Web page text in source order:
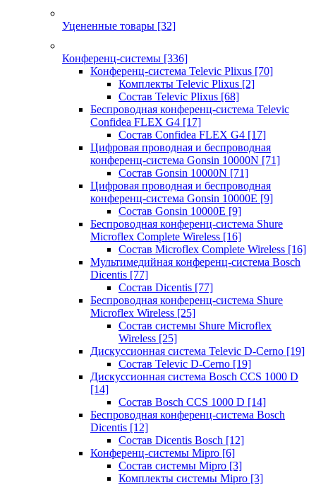
Уцененные товары [32]
Конференц-системы [336]
Конференц-система Televic Plixus [70]
Комплекты Televic Plixus [2]
Состав Televic Plixus [68]
Беспроводная конференц-система Televic
Confidea FLEX G4 [17]
Состав Confidea FLEX G4 [17]
Цифровая проводная и беспроводная
конференц-система Gonsin 10000N [71]
Состав Gonsin 10000N [71]
Цифровая проводная и беспроводная
конференц-система Gonsin 10000E [9]
Состав Gonsin 10000E [9]
Беспроводная конференц-система Shure
Microflex Complete Wireless [16]
Состав Microflex Complete Wireless [16]
Мультимедийная конференц-система Bosch
Dicentis [77]
Состав Dicentis [77]
Беспроводная конференц-система Shure
Microflex Wireless [25]
Состав системы Shure Microflex
Wireless [25]
Дискуссионная система Televic D-Cerno [19]
Состав Televic D-Cerno [19]
Дискуссионная система Bosch CCS 1000 D
[14]
Состав Bosch CCS 1000 D [14]
Беспроводная конференц-система Bosch
Dicentis [12]
Состав Dicentis Bosch [12]
Конференц-системы Mipro [6]
Состав системы Mipro [3]
Комплекты системы Mipro [3]